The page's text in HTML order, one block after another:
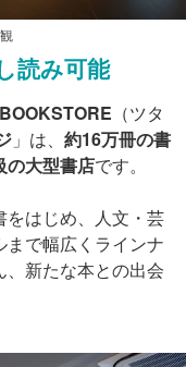
読み可能
（ツタ
」は、 約16万冊の書
の大型書店です。
をはじめ、人文・芸
で幅広くラインナ
新たな本との出会